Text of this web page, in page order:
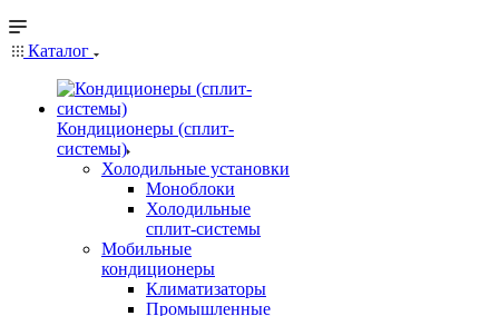
Каталог
Кондиционеры (сплит-
системы)
Холодильные установки
Моноблоки
Холодильные
сплит-системы
Мобильные
кондиционеры
Климатизаторы
Промышленные